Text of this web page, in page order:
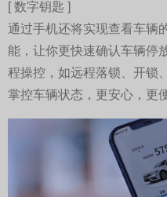
[ 数字钥匙 ]
通过手机还将实现查看车辆
能，让你更快速确认车辆停
程操控，如远程落锁、开锁
掌控车辆状态，更安心，更